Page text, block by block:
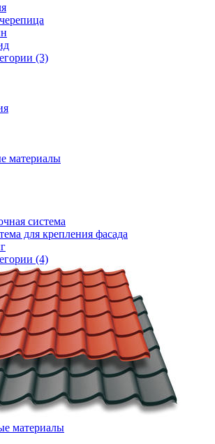
(3)
материалы
система
для крепления фасада
(4)
материалы